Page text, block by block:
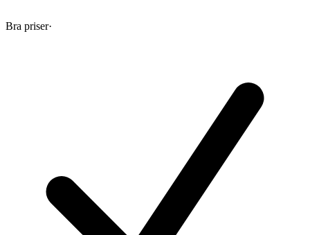
Bra priser·